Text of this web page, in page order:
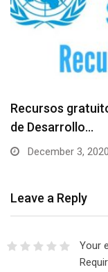
Recursos
de Desarrollo…
December 3, 2020
Leave a Reply
Your